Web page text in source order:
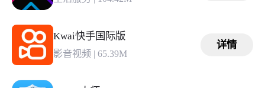
Kwai快手国际版
影音视频 | 65.39M
详情